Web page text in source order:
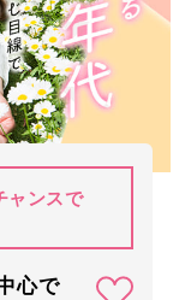
ャンスで
心で